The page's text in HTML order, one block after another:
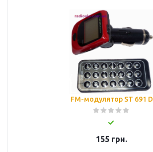
FM-модулятор ST 691 D
155 грн.